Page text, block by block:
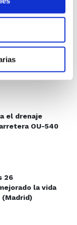
los coletores de
Gaia (Porto)
el drenaje
OU-540
26
la vida
(Madrid)